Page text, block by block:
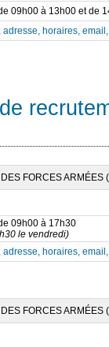
09h00 à 13h00 et de
horaires,
FORCES ARMÉES
09h00 à 17h30
le vendredi)
horaires,
FORCES ARMÉES